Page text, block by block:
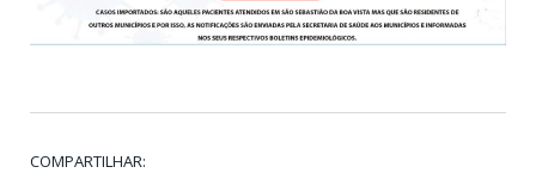
COMPARTILHAR: